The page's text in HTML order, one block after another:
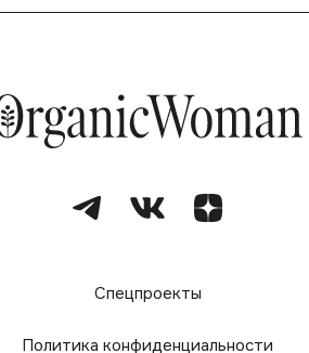
Спецпроекты
Политика конфиденциальности